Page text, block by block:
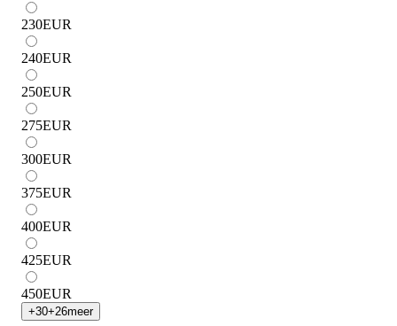
230EUR
240EUR
250EUR
275EUR
300EUR
375EUR
400EUR
425EUR
450EUR
+30+26meer